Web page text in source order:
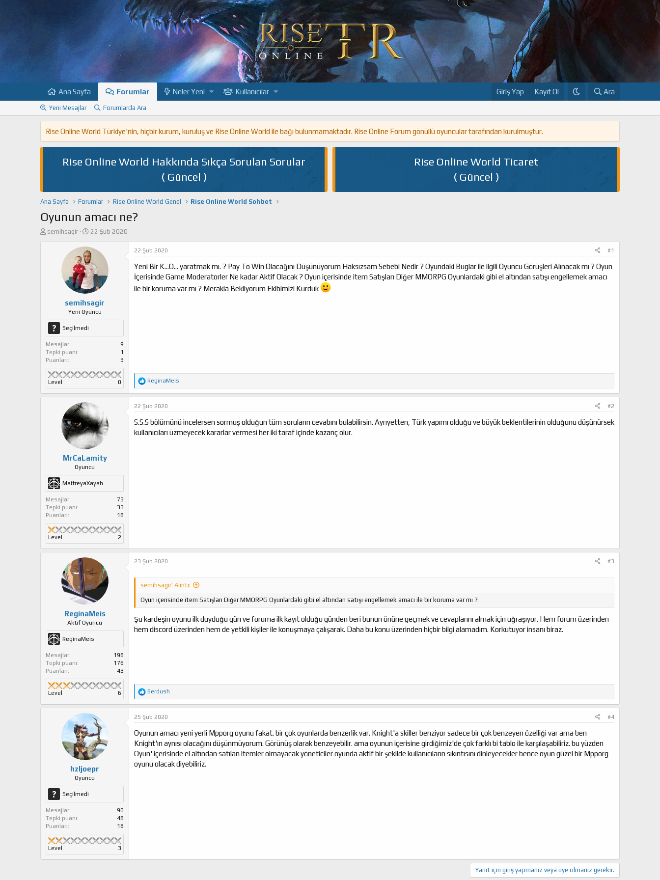
Ana Sayfa Forumlar Neler Yeni Kullanıcılar Giriş Yap Kayıt Ol Ara
Yeni Mesajlar Forumlarda Ara
Rise Online World Türkiye'nin, hiçbir kurum, kuruluş ve Rise Online World ile bağı bulunmamaktadır. Rise Online Forum gönüllü oyuncular tarafından kurulmuştur.
Rise Online World Hakkında Sıkça Sorulan Sorular
( Güncel )
Rise Online World Ticaret
( Güncel )
Ana Sayfa Forumlar Rise Online World Genel Rise Online World Sohbet
Oyunun amacı ne?
K
a
a
n
semihsagir
B
ş
l
a
n
g
ı
ç
t
a
i
22 Şub 2020
semihsagir
Yeni Oyuncu
Seçilmedi
Mesajlar
9
Tepki puanı
1
Puanları
3
Level 0
22 Şub 2020 #1
Yeni Bir K...O... yaratmak mı. ? Pay To Win Olacağını Düşünüyorum Haksızsam Sebebi Nedir ? Oyundaki Buglar ile ilgili Oyuncu Görüşleri Alınacak mı ? Oyun
İçerisinde Game Moderatorler Ne kadar Aktif Olacak ? Oyun içerisinde item Satışları Diğer MMORPG Oyunlardaki gibi el altından satışı engellemek amacı
ile bir koruma var mı ? Merakla Bekliyorum Ekibimizi Kurduk
T
e
p
l
e
r
ReginaMeis
MrCaLamity
Oyuncu
MaitreyaXayah
Mesajlar
73
Tepki puanı
33
Puanları
18
Level 2
22 Şub 2020 #2
S.S.S bölümünü incelersen sormuş olduğun tüm soruların cevabını bulabilirsin. Ayrıyetten, Türk yapımı olduğu ve büyük beklentilerinin olduğunu düşünürsek
kullanıcıları üzmeyecek kararlar vermesi her iki taraf içinde kazanç olur.
ReginaMeis
Aktif Oyuncu
ReginaMeis
Mesajlar
198
Tepki puanı
176
Puanları
43
Level 6
23 Şub 2020 #3
semihsagir' Alıntı:
Oyun içerisinde item Satışları Diğer MMORPG Oyunlardaki gibi el altından satışı engellemek amacı ile bir koruma var mı ?
Şu kardeşin oyunu ilk duyduğu gün ve foruma ilk kayıt olduğu günden beri bunun önüne geçmek ve cevaplarını almak için uğraşıyor. Hem forum üzerinden
hem discord üzerinden hem de yetkili kişiler ile konuşmaya çalışarak. Daha bu konu üzerinden hiçbir bilgi alamadım. Korkutuyor insanı biraz.
T
e
p
e
r
:
Berdush
hzljoepr
Oyuncu
Seçilmedi
Mesajlar
90
Tepki puanı
48
Puanları
18
Level 3
25 Şub 2020 #4
Oyunun amacı yeni yerli Mpporg oyunu fakat. bir çok oyunlarda benzerlik var. Knight'a skiller benziyor sadece bir çok benzeyen özelliği var ama ben
Knight'ın aynısı olacağını düşünmüyorum. Görünüş olarak benzeyebilir. ama oyunun içerisine girdiğimiz'de çok farklı bi tablo ile karşılaşabiliriz. bu yüzden
Oyun' içerisinde el altından satılan itemler olmayacak yöneticiler oyunda aktif bir şekilde kullanıcıların sıkıntısını dinleyecekler bence oyun güzel bir Mpporg
oyunu olacak diyebiliriz.
Yanıt için giriş yapmanız veya üye olmanız gerekir.